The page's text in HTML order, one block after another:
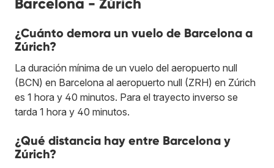
¿Cuánto demora un vuelo de Barcelona a
Zúrich?
La duración mínima de un vuelo del aeropuerto null
(BCN) en Barcelona al aeropuerto null (ZRH) en Zúrich
es 1 hora y 40 minutos. Para el trayecto inverso se
tarda 1 hora y 40 minutos.
¿Qué distancia hay entre Barcelona y
Zúrich?